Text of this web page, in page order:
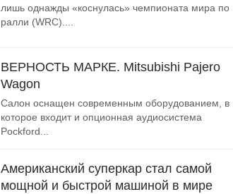
лишь однажды «коснулась» чемпионата мира по
ралли (WRC)....
ВЕРНОСТЬ МАРКЕ. Mitsubishi Pajero
Wagon
Салон оснащен современным оборудованием, в
которое входит и опционная аудиосистема
Pockford...
Американский суперкар стал самой
мощной и быстрой машиной в мире